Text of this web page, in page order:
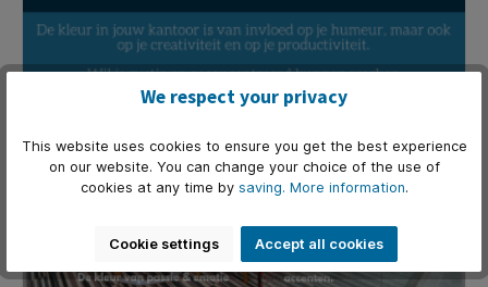
We respect your privacy
This website uses cookies to ensure you get the best experience
on our website. You can change your choice of the use of
cookies at any time by saving. More information.
Cookie settings Accept all cookies